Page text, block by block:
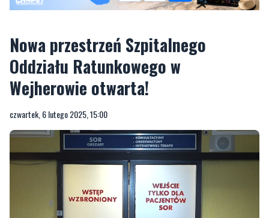
Nowa przestrzeń Szpitalnego
Oddziału Ratunkowego w
Wejherowie otwarta!
czwartek, 6 lutego 2025, 15:00